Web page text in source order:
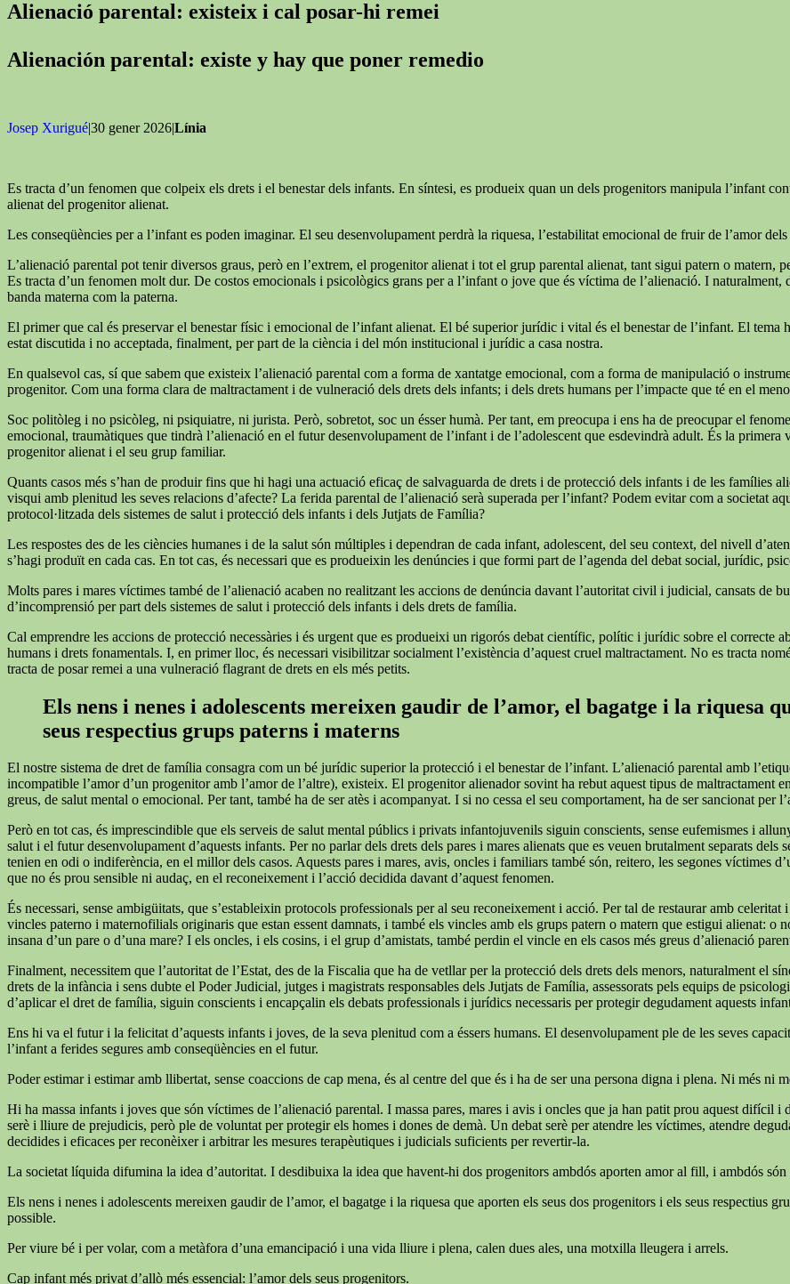
Alienació parental: existeix i cal posar-hi remei
Alienación parental: existe y hay que poner remedio
Josep Xurigué|30 gener 2026|Línia
Es tracta d’un fenomen que colpeix els drets i el benestar dels infants. En síntesi, es produeix quan un dels progenitors manipula l’infant
alienat del progenitor alienat.
Les conseqüències per a l’infant es poden imaginar. El seu desenvolupament perdrà la riquesa, l’estabilitat emocional de fruir de l’amor
L’alienació parental pot tenir diversos graus, però en l’extrem, el progenitor alienat i tot el grup parental alienat, tant sigui patern o matern,
Es tracta d’un fenomen molt dur. De costos emocionals i psicològics grans per a l’infant o jove que és víctima de l’alienació. I
banda materna com la paterna.
El primer que cal és preservar el benestar físic i emocional de l’infant alienat. El bé superior jurídic i vital és el benestar de l’infant. El tema
estat discutida i no acceptada, finalment, per part de la ciència i del món institucional i jurídic a casa nostra.
En qualsevol cas, sí que sabem que existeix l’alienació parental com a forma de xantatge emocional, com a forma de manipulació o
progenitor. Com una forma clara de maltractament i de vulneració dels drets dels infants; i dels drets humans per l’impacte que té en el
Soc politòleg i no psicòleg, ni psiquiatre, ni jurista. Però, sobretot, soc un ésser humà. Per tant, em preocupa i ens ha de preocupar el
emocional, traumàtiques que tindrà l’alienació en el futur desenvolupament de l’infant i de l’adolescent que esdevindrà adult. És la primera
progenitor alienat i el seu grup familiar.
Quants casos més s’han de produir fins que hi hagi una actuació eficaç de salvaguarda de drets i de protecció dels infants i de les famílies
visqui amb plenitud les seves relacions d’afecte? La ferida parental de l’alienació serà superada per l’infant? Podem evitar com a societat
protocol·litzada dels sistemes de salut i protecció dels infants i dels Jutjats de Família?
Les respostes des de les ciències humanes i de la salut són múltiples i dependran de cada infant, adolescent, del seu context, del nivell
s’hagi produït en cada cas. En tot cas, és necessari que es produeixin les denúncies i que formi part de l’agenda del debat social, jurídic,
Molts pares i mares víctimes també de l’alienació acaben no realitzant les accions de denúncia davant l’autoritat civil i judicial, cansats de
d’incomprensió per part dels sistemes de salut i protecció dels infants i dels drets de família.
Cal emprendre les accions de protecció necessàries i és urgent que es produeixi un rigorós debat científic, polític i jurídic sobre el correcte
humans i drets fonamentals. I, en primer lloc, és necessari visibilitzar socialment l’existència d’aquest cruel maltractament. No es tracta
tracta de posar remei a una vulneració flagrant de drets en els més petits.
Els nens i nenes i adolescents mereixen gaudir de l’amor, el bagatge i la riquesa
seus respectius grups paterns i materns
El nostre sistema de dret de família consagra com un bé jurídic superior la protecció i el benestar de l’infant. L’alienació parental amb
incompatible l’amor d’un progenitor amb l’amor de l’altre), existeix. El progenitor alienador sovint ha rebut aquest tipus de maltractament
greus, de salut mental o emocional. Per tant, també ha de ser atès i acompanyat. I si no cessa el seu comportament, ha de ser sancionat per
Però en tot cas, és imprescindible que els serveis de salut mental públics i privats infantojuvenils siguin conscients, sense eufemismes i
salut i el futur desenvolupament d’aquests infants. Per no parlar dels drets dels pares i mares alienats que es veuen brutalment separats
tenien en odi o indiferència, en el millor dels casos. Aquests pares i mares, avis, oncles i familiars també són, reitero, les segones víctimes
que no és prou sensible ni audaç, en el reconeixement i l’acció decidida davant d’aquest fenomen.
És necessari, sense ambigüitats, que s’estableixin protocols professionals per al seu reconeixement i acció. Per tal de restaurar amb
vincles paterno i maternofilials originaris que estan essent damnats, i també els vincles amb els grups patern o matern que estigui alienat: o
insana d’un pare o d’una mare? I els oncles, i els cosins, i el grup d’amistats, també perdin el vincle en els casos més greus d’alienació
Finalment, necessitem que l’autoritat de l’Estat, des de la Fiscalia que ha de vetllar per la protecció dels drets dels menors, naturalment el
drets de la infància i sens dubte el Poder Judicial, jutges i magistrats responsables dels Jutjats de Família, assessorats pels equips de
d’aplicar el dret de família, siguin conscients i encapçalin els debats professionals i jurídics necessaris per protegir degudament aquests
Ens hi va el futur i la felicitat d’aquests infants i joves, de la seva plenitud com a éssers humans. El desenvolupament ple de les seves
l’infant a ferides segures amb conseqüències en el futur.
Poder estimar i estimar amb llibertat, sense coaccions de cap mena, és al centre del que és i ha de ser una persona digna i plena. Ni més ni
Hi ha massa infants i joves que són víctimes de l’alienació parental. I massa pares, mares i avis i oncles que ja han patit prou aquest difícil
serè i lliure de prejudicis, però ple de voluntat per protegir els homes i dones de demà. Un debat serè per atendre les víctimes, atendre
decidides i eficaces per reconèixer i arbitrar les mesures terapèutiques i judicials suficients per revertir-la.
La societat líquida difumina la idea d’autoritat. I desdibuixa la idea que havent-hi dos progenitors ambdós aporten amor al fill, i ambdós
Els nens i nenes i adolescents mereixen gaudir de l’amor, el bagatge i la riquesa que aporten els seus dos progenitors i els seus respectius
possible.
Per viure bé i per volar, com a metàfora d’una emancipació i una vida lliure i plena, calen dues ales, una motxilla lleugera i arrels.
Cap infant més privat d’allò més essencial: l’amor dels seus progenitors.